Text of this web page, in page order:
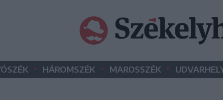
• HÁROMSZÉK • MAROSSZÉK •